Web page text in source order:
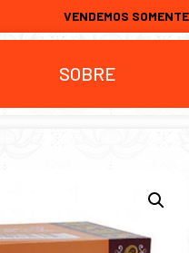
VENDEMOS
SOBRE